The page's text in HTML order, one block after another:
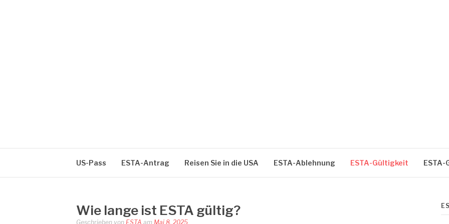
US-Pass ESTA-Antrag Reisen Sie in die USA ESTA-Ablehnung ESTA-Gültigkeit ESTA-
Wie lange ist ESTA gültig?
Geschrieben von ESTA am Mai 8, 2025